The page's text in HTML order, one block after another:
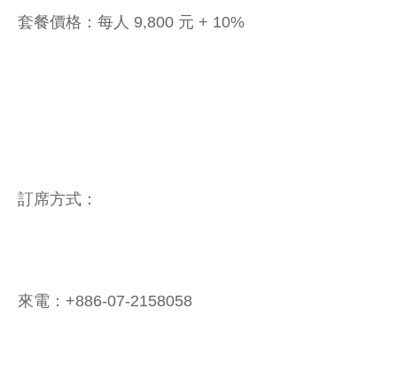
套餐價格：每人 9,800 元 + 10%
訂席方式：
來電：+886-07-2158058